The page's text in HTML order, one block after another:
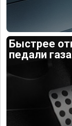
Быстрее
педали